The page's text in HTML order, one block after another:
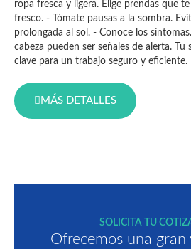
ropa fresca y ligera. Elige prendas que
fresco. - Tómate pausas a la sombra.
prolongada al sol. - Conoce los
cabeza pueden ser señales de alerta. Tu
clave para un trabajo seguro y eficiente.
MÁS DETALLES
SOLICITA TU
Ofrecemos una gran